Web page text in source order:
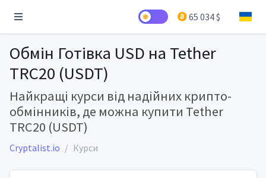
65 034 $
Обмін Готівка USD на Tether
TRC20 (USDT)
Найкращі курси від надійних крипто-
обмінників, де можна купити Tether
TRC20 (USDT)
Cryptalist.io Курси